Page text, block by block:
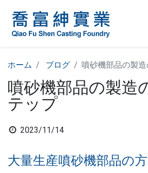
ホーム ブログ 噴砂機部品の製
噴砂機部品の製造
テップ
2023/11/14
大量生産噴砂機部品の